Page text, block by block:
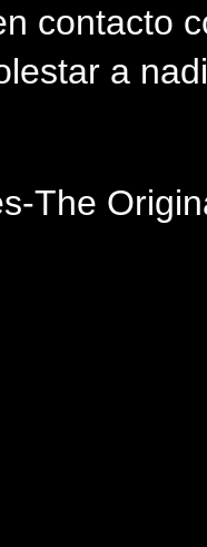
contacto
a
The